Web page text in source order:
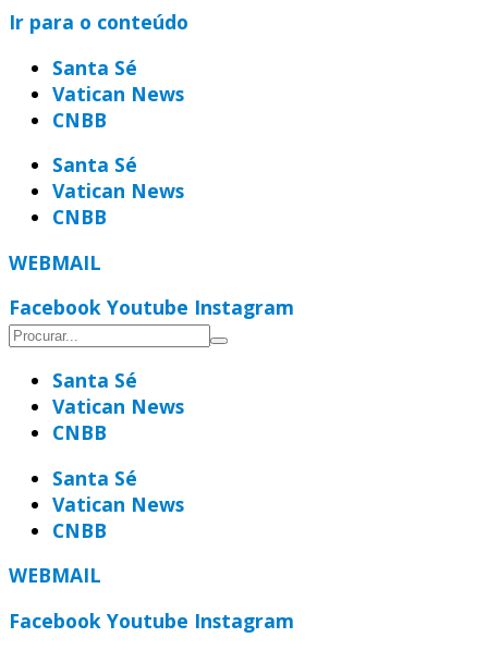
Ir para o conteúdo
Santa Sé
Vatican News
CNBB
Santa Sé
Vatican News
CNBB
WEBMAIL
Facebook Youtube Instagram
Santa Sé
Vatican News
CNBB
Santa Sé
Vatican News
CNBB
WEBMAIL
Facebook Youtube Instagram